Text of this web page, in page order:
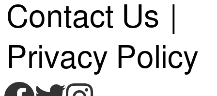
Contact Us |
Privacy Policy